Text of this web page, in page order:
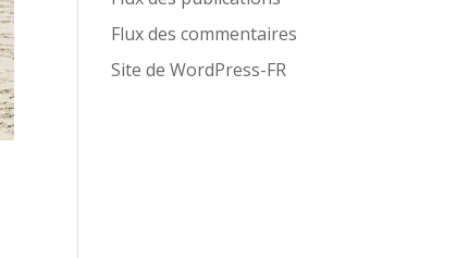
Flux des commentaires
Site de WordPress-FR